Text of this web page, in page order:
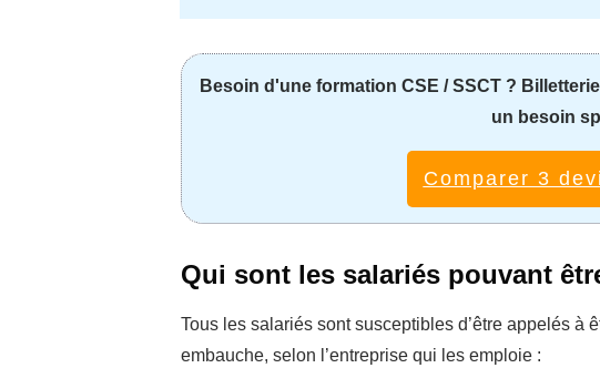
Besoin d'une formation CSE / SSCT ?
un besoin
Comparer 3
Qui sont les salariés pouvant
Tous les salariés sont susceptibles d’être appelés à
embauche, selon l’entreprise qui les emploie :